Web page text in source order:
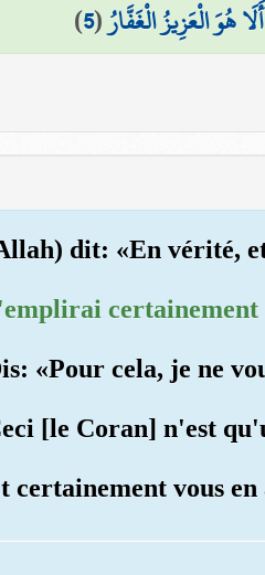
الْعَزِيزُ الْغَفَّارُ(
5
)
dit: «En vérité,
«Pour cela, je ne
[le Coran] n'est
certainement vous